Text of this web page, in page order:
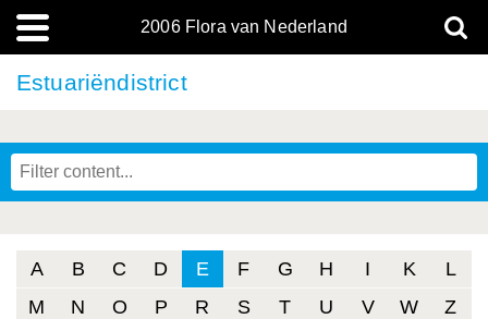
2006 Flora van Nederland
Estuariëndistrict
A B C D E F G H I K
L
M
N O P R S T U V W Z